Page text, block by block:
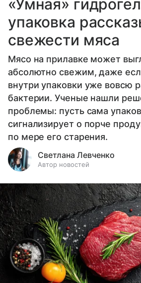
«Умная»
упаковка
свежести мяса
Мясо на прилавке может
абсолютно свежим, даже
внутри упаковки уже вовсю
бактерии. Ученые нашли
проблемы: пусть сама
сигнализирует о порче
по мере его старения.
Светлана Левченко
Автор новостей